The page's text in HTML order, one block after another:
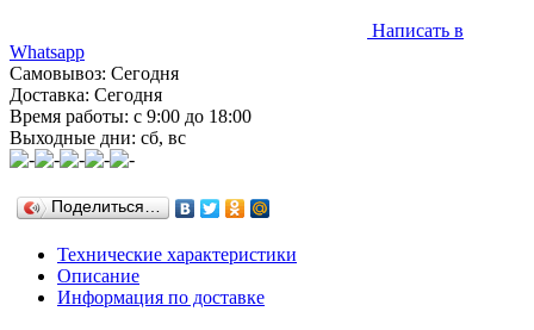
Написать в
Whatsapp
Самовывоз: Сегодня
Доставка: Сегодня
Время работы: с 9:00 до 18:00
Выходные дни: сб, вс
Поделиться…
Технические характеристики
Описание
Информация по доставке